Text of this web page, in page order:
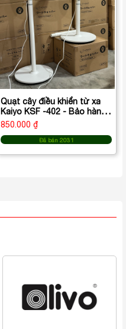
Quạt cây điều khiển từ xa
Kaiyo KSF -402 - Bảo hành
2 năm
850.000 ₫
Đã bán 2031